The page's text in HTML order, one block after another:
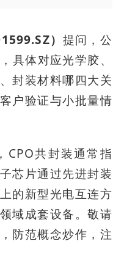
） 提问，公
具体对应光学胶、
封装材料哪四大关
户验证与小批量情
CPO共封装通常指
芯片通过先进封装
的新型光电互连方
域成套设备。敬请
防范概念炒作，注